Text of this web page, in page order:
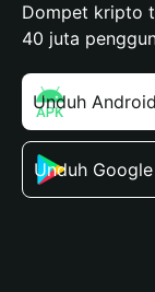
Dompet kripto
40 juta
Unduh
Unduh